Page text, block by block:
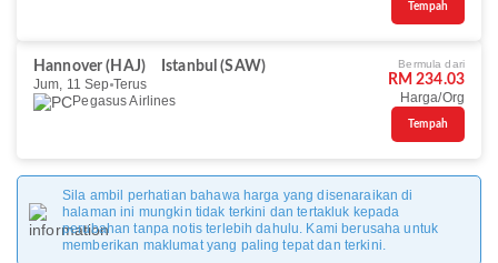
Tempah
Hannover (HAJ)
Istanbul (SAW)
Jum, 11 Sep Terus
Pegasus Airlines
Bermula dari
RM 234.03
Harga/Org
Tempah
Sila ambil perhatian bahawa harga yang disenaraikan di
halaman ini mungkin tidak terkini dan tertakluk kepada
perubahan tanpa notis terlebih dahulu. Kami berusaha untuk
memberikan maklumat yang paling tepat dan terkini.